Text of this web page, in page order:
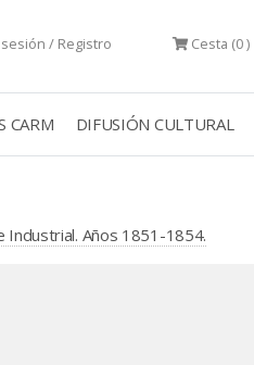
/ Registro Cesta (0 )
CARM DIFUSIÓN CULTURAL
Años 1851-1854.